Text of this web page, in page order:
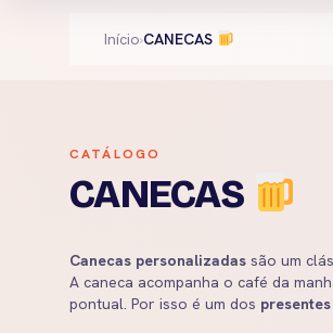
Início›CANECAS
CATÁLOGO
CANECAS
Canecas personalizadas são um
A caneca acompanha o café da
pontual. Por isso é um dos